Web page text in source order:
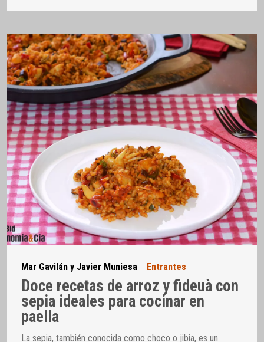
Mar Gavilán y Javier Muniesa Entrantes
Doce recetas de arroz y fideuà con
sepia ideales para cocinar en
paella
La sepia, también conocida como choco o jibia, es un